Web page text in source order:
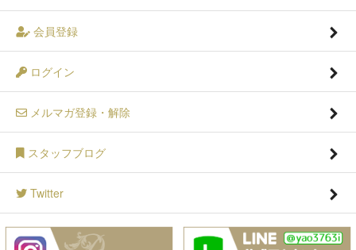
会員登録
ログイン
メルマガ登録・解除
スタッフブログ
Twitter